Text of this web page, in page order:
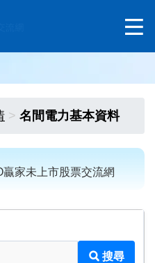
名間電力基本資料
家未上市股票交流網
搜尋